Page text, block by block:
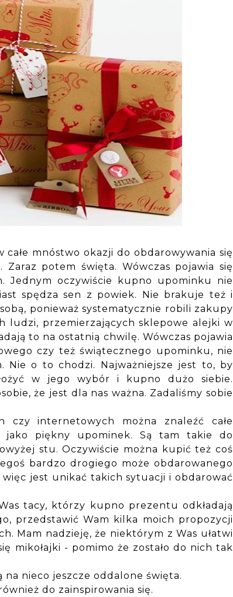
mnóstwo okazji do obdarowywania się
potem święta. Wówczas pojawia się
Jednym oczywiście kupno upominku nie
spędza sen z powiek. Nie brakuje też i
ponieważ systematycznie robili zakupy
ludzi, przemierzających sklepowe alejki w
to na ostatnią chwilę. Wówczas pojawia
czy też świątecznego upominku, nie
Nie o to chodzi. Najważniejsze jest to, by
w jego wybór i kupno dużo siebie.
że jest dla nas ważna. Zadaliśmy sobie
czy internetowych można znaleźć całe
jako piękny upominek. Są tam takie do
stu. Oczywiście można kupić też coś
bardzo drogiego może obdarowanego
więc jest unikać takich sytuacji i obdarować
tacy, którzy kupno prezentu odkładają
przedstawić Wam kilka moich propozycji
Mam nadzieję, że niektórym z Was ułatwi
mikołajki - pomimo że zostało do nich tak
nieco jeszcze oddalone święta.
do zainspirowania się.